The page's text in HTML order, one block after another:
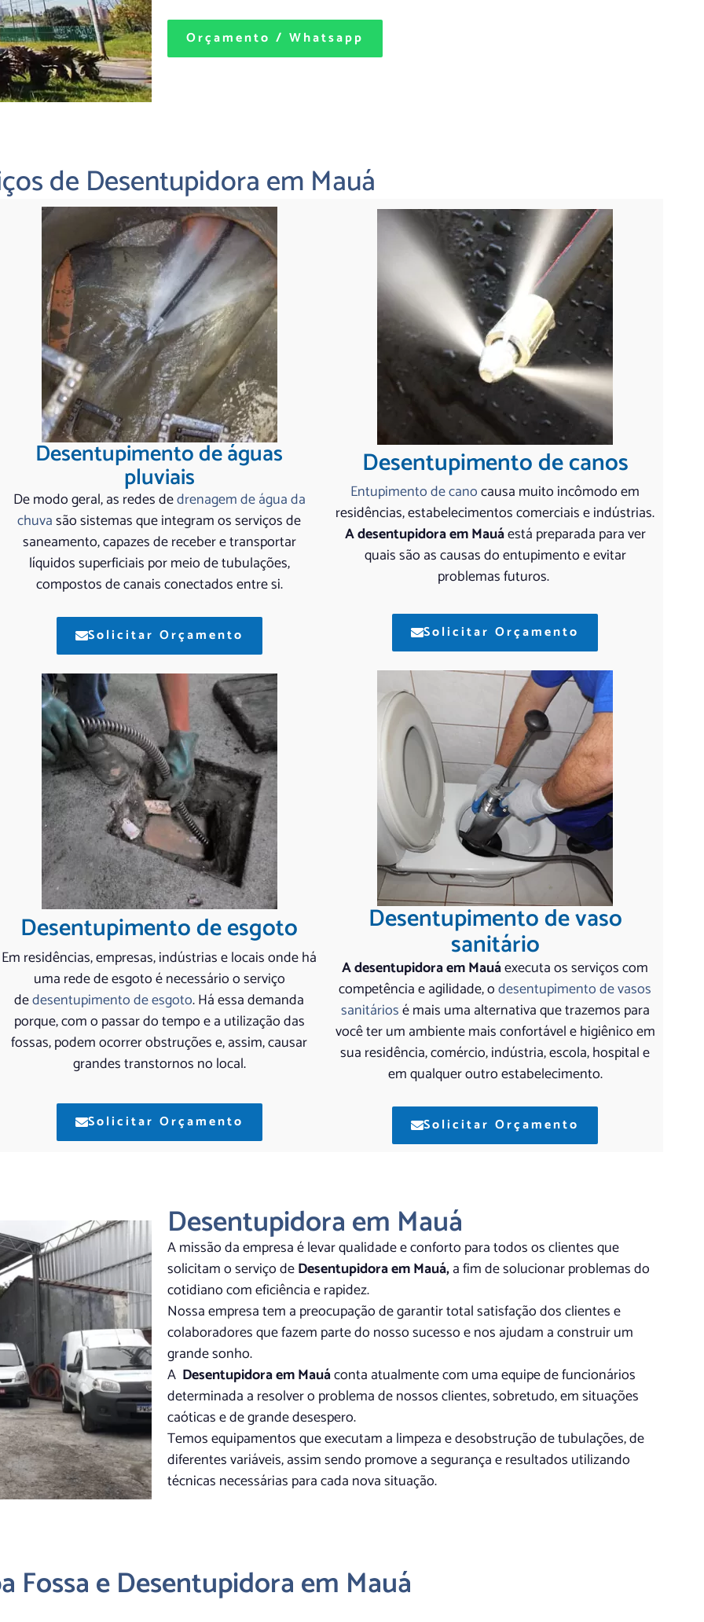
Orçamento / Whatsapp
de Desentupidora em Mauá
Desentupimento de águas
pluviais
De modo geral, as redes dedrenagem de água da
chuvasão sistemas que integram os serviços de
saneamento, capazes de receber e transportar
líquidos superficiais por meio de tubulações,
compostos de canais conectados entre si.
Solicitar Orçamento
Desentupimento de canos
Entupimento de canocausa muito incômodo em
residências, estabelecimentos comerciais e indústrias.
A desentupidora em Mauáestá preparada para ver
quais são as causas do entupimento e evitar
problemas futuros.
Solicitar Orçamento
Desentupimento de esgoto
Em residências, empresas, indústrias e locais onde há
uma rede de esgoto é necessário o serviço
dedesentupimento de esgoto. Há essa demanda
porque, com o passar do tempo e a utilização das
fossas, podem ocorrer obstruções e, assim, causar
grandes transtornos no local.
Solicitar Orçamento
Desentupimento de vaso
sanitário
A desentupidora em Mauáexecuta os serviços com
competência e agilidade, odesentupimento de vasos
sanitáriosé mais uma alternativa que trazemos para
você ter um ambiente mais confortável e higiênico em
sua residência, comércio, indústria, escola, hospital e
em qualquer outro estabelecimento.
Solicitar Orçamento
Desentupidora em Mauá
A missão da empresa é levar qualidade e conforto para todos os clientes que
solicitam o serviço deDesentupidora em Mauá,a fim de solucionar problemas do
cotidiano com eficiência e rapidez.
Nossa empresa tem a preocupação de garantir total satisfação dos clientes e
colaboradores que fazem parte do nosso sucesso e nos ajudam a construir um
grande sonho.
A Desentupidora em Mauáconta atualmente com uma equipe de funcionários
determinada a resolver o problema de nossos clientes, sobretudo, em situações
caóticas e de grande desespero.
Temos equipamentos que executam a limpeza e desobstrução de tubulações, de
diferentes variáveis, assim sendo promove a segurança e resultados utilizando
técnicas necessárias para cada nova situação.
Fossa e Desentupidora em Mauá